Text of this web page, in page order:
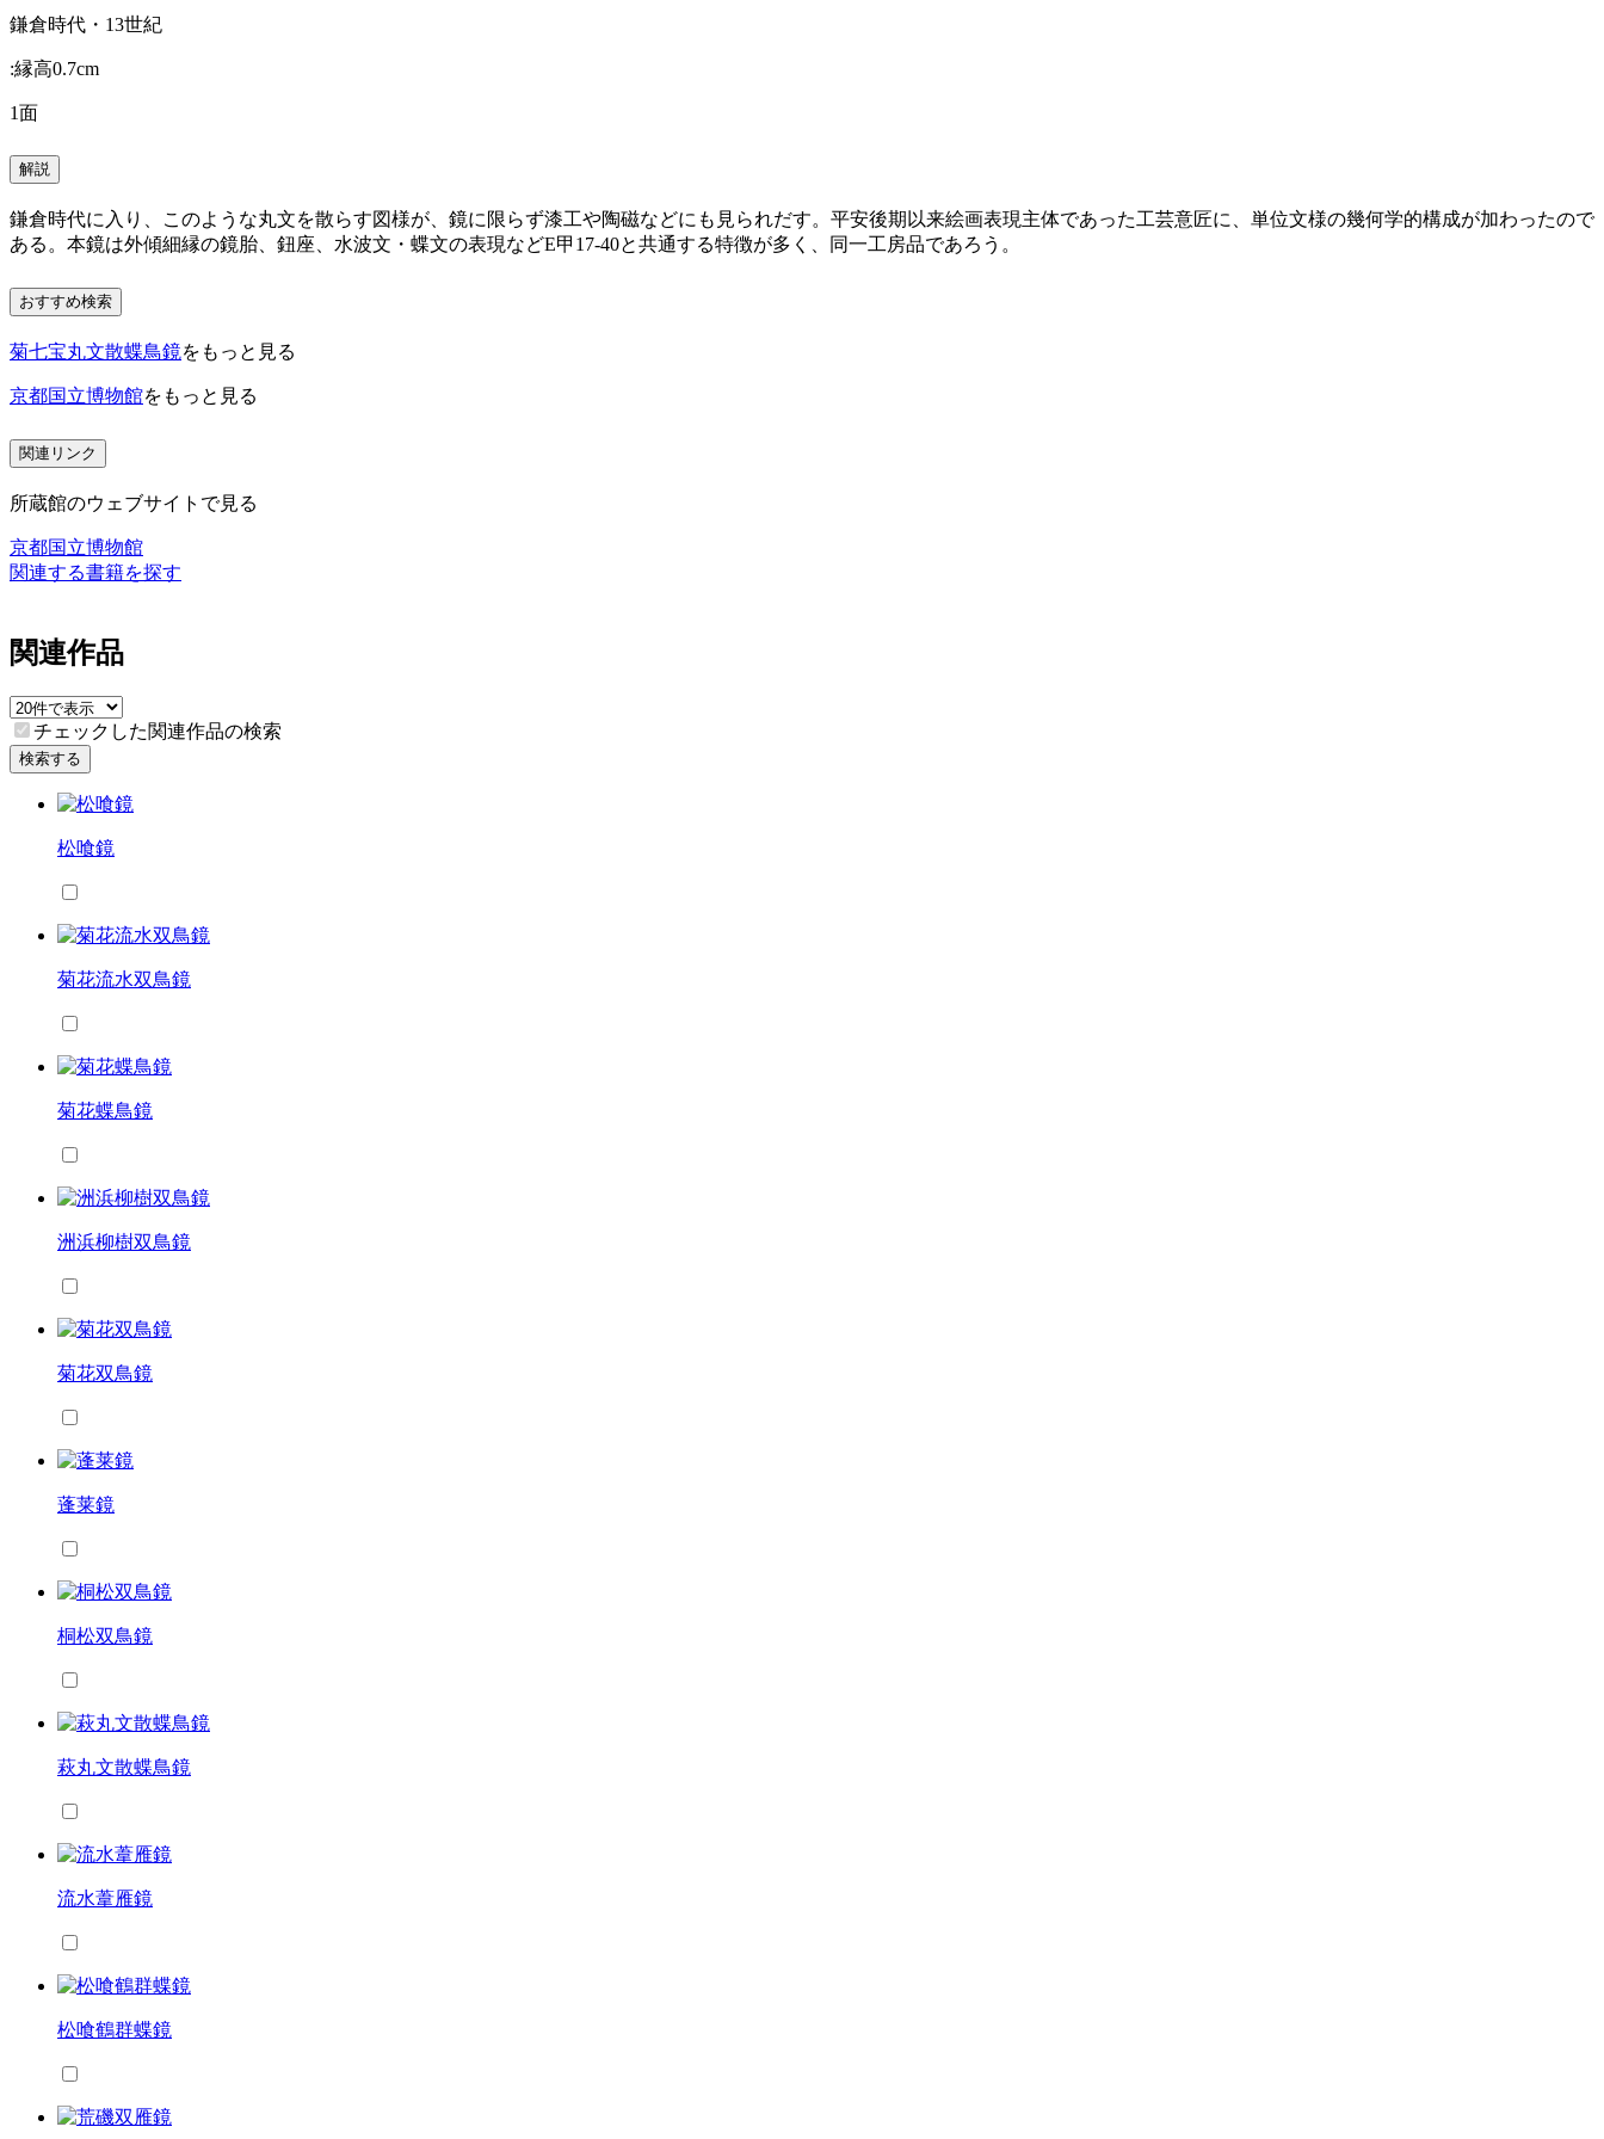
鎌倉時代・13世紀
:縁高0.7cm
1面
解説
鎌倉時代に入り、このような丸文を散らす図様が、鏡に限らず漆工や陶磁などにも見られだす。平安後期以来絵画表現主体であった工芸意匠に、単位文様の幾何学的構成が加わったので
ある。本鏡は外傾細縁の鏡胎、鈕座、水波文・蝶文の表現などE甲17-40と共通する特徴が多く、同一工房品であろう。
おすすめ検索
菊七宝丸文散蝶鳥鏡をもっと見る
京都国立博物館をもっと見る
関連リンク
所蔵館のウェブサイトで見る
京都国立博物館
関連する書籍を探す
関連作品
チェックした関連作品の検索
検索する
松喰鏡
菊花流水双鳥鏡
菊花蝶鳥鏡
洲浜柳樹双鳥鏡
菊花双鳥鏡
蓬莱鏡
桐松双鳥鏡
萩丸文散蝶鳥鏡
流水葦雁鏡
松喰鶴群蝶鏡